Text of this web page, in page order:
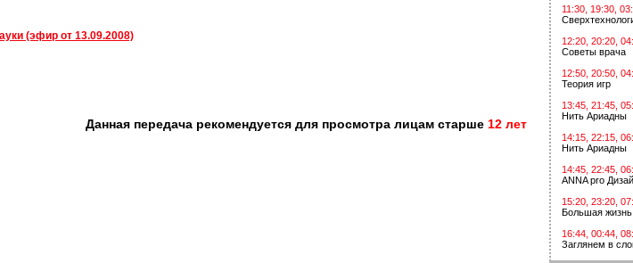
(эфир от 13.09.2008)
Данная передача рекомендуется для просмотра лицам старше 12 лет
11:30, 19:30,
12:20, 20:20,
Советы врача
12:50, 20:50,
Теория игр
13:45, 21:45,
Нить Ариадны
14:15, 22:15,
Нить Ариадны
14:45, 22:45,
ANNA pro
15:20, 23:20,
Большая жизнь
16:44, 00:44,
Заглянем в